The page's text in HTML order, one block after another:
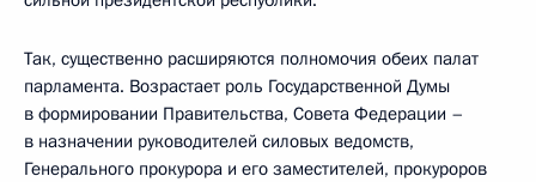
Так, существенно расширяются полномочия обеих палат
парламента. Возрастает роль Государственной Думы
в формировании Правительства, Совета Федерации –
в назначении руководителей силовых ведомств,
Генерального прокурора и его заместителей, прокуроров